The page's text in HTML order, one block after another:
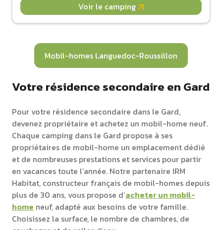
Voir le camping
Mobil-homes Languedoc-Roussillon
Votre résidence secondaire en Gard
Pour votre résidence secondaire dans le Gard,
devenez propriétaire et achetez un mobil-home neuf.
Chaque camping dans le Gard propose à ses
propriétaires de mobil-home un emplacement dédié
et de nombreuses prestations et services pour partir
en vacances toute l’année. Notre partenaire IRM
Habitat, constructeur français de mobil-homes depuis
plus de 30 ans, vous propose d’acheter un mobil-
home neuf, adapté aux besoins de votre famille.
Choisissez la surface, le nombre de chambres, de